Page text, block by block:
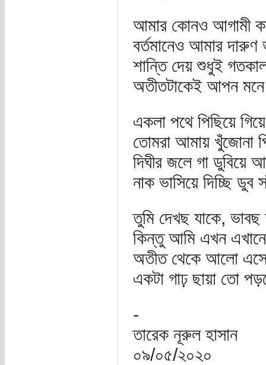
আমার কোনও আগামী
বর্তমানেও আমার দারুণ
শান্তি দেয় শুধুই
অতীতটাকেই আপন
একলা পথে পিছিয়ে
তোমরা আমায় খুঁজোনা
দিঘীর জলে গা ডুবিয়ে
নাক ভাসিয়ে দিচ্ছি ডুব
তুমি দেখছ যাকে,
কিন্তু আমি এখন
অতীত থেকে আলো
একটা গাঢ় ছায়া তো
-
তারেক নূরুল হাসান
০৯/০৫/২০২০